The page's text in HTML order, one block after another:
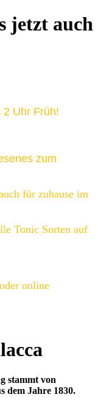
jetzt auch
2 Uhr Früh!
zum
für zuhause im
Tonic Sorten auf
online
stammt von
dem Jahre 1830.